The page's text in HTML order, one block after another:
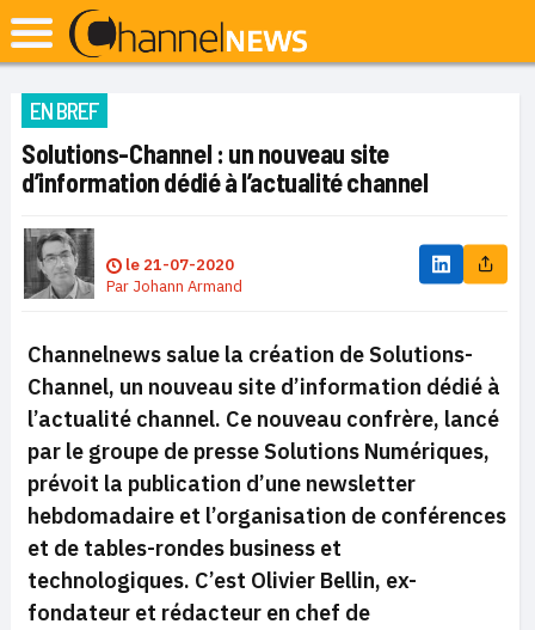
EN BREF
Solutions-Channel : un nouveau site
d’information dédié à l’actualité channel
le 21-07-2020
Par Johann Armand
Channelnews salue la création de Solutions-
Channel, un nouveau site d’information dédié à
l’actualité channel. Ce nouveau confrère, lancé
par le groupe de presse Solutions Numériques,
prévoit la publication d’une newsletter
hebdomadaire et l’organisation de conférences
et de tables-rondes business et
technologiques. C’est Olivier Bellin, ex-
fondateur et rédacteur en chef de